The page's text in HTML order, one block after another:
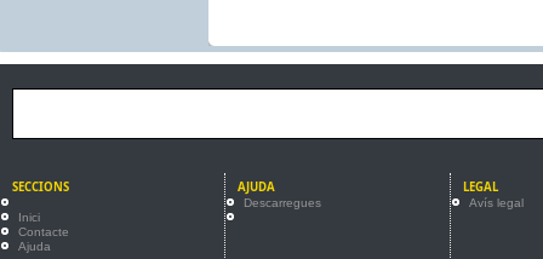
SECCIONS
Inici
Contacte
Ajuda
AJUDA
Descarregues
LEGAL
Avís legal